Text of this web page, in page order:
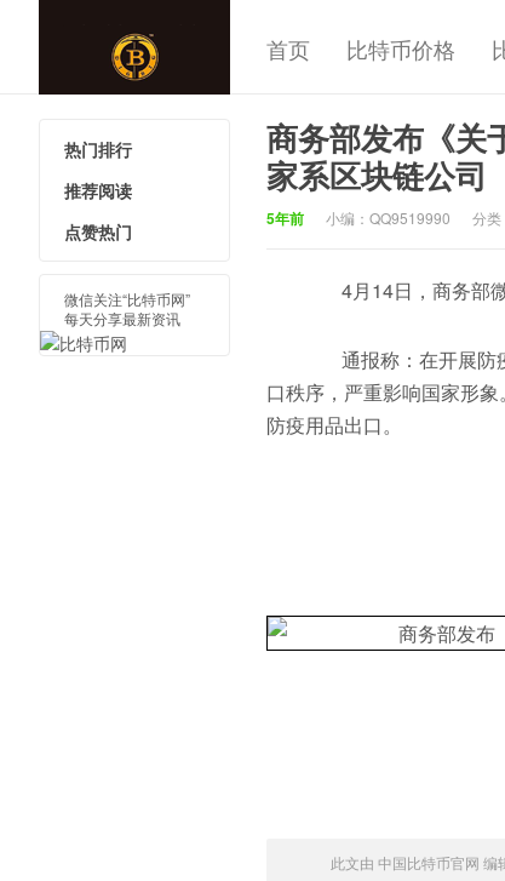
中国比特
首页 比特币价格
商务部发布《关
家系区块链公司
5年前 小编：QQ9519990 分类
4月14日，商务部微
通报称：在开展防疫
口秩序，严重影响国家形
防疫用品出口。
此文由 中国比特币官网 编
热门排行
推荐阅读
点赞热门
微信关注“比特币网”
每天分享最新资讯